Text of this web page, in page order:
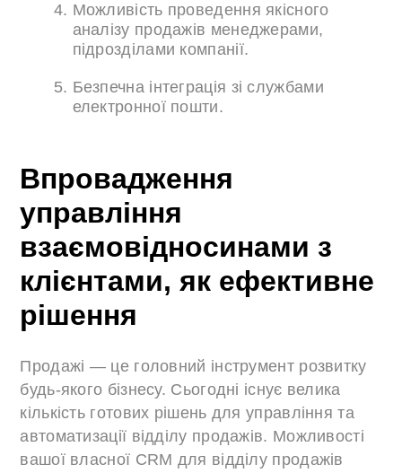
Можливість проведення якісного
аналізу продажів менеджерами,
підрозділами компанії.
Безпечна інтеграція зі службами
електронної пошти.
Впровадження
управління
взаємовідносинами з
клієнтами, як ефективне
рішення
Продажі — це головний інструмент розвитку
будь-якого бізнесу. Сьогодні існує велика
кількість готових рішень для управління та
автоматизації відділу продажів. Можливості
вашої власної CRM для відділу продажів